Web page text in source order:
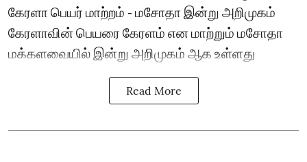
கேரளா பெயர் மாற்றம் - மசோதா இன்று அறிமுகம்
கேரளாவின் பெயரை கேரளம் என மாற்றும் மசோதா
மக்களவையில் இன்று அறிமுகம் ஆக உள்ளது
Read More